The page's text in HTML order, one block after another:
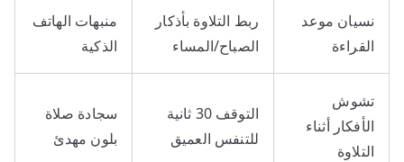
نسيان موعد
القراءة
ربط التلاوة بأذكار
الصباح/المساء
منبهات الهاتف
الذكية
تشوش
الأفكار أثناء
التلاوة
التوقف 30 ثانية
للتنفس العميق
سجادة صلاة
بلون مهدئ